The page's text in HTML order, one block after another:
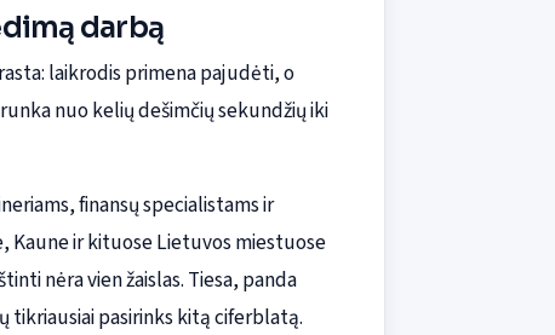
darbą
laikrodis primena pajudėti, o
nuo kelių dešimčių sekundžių iki
finansų specialistams ir
Kaune ir kituose Lietuvos miestuose
nėra vien žaislas. Tiesa, panda
tikriausiai pasirinks kitą ciferblatą.